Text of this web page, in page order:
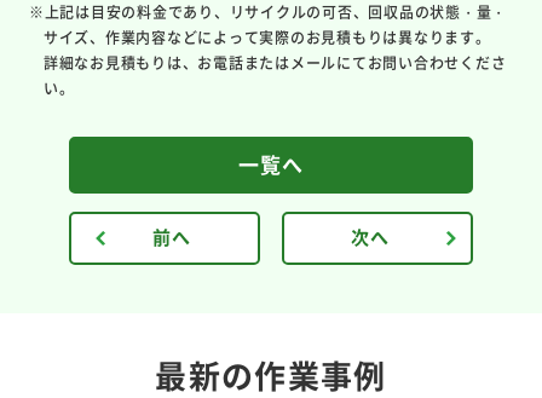
※上記は目安の料金であり、リサイクルの可否、回収品の状態・量・
サイズ、作業内容などによって実際のお見積もりは異なります。
詳細なお見積もりは、お電話またはメールにてお問い合わせくださ
い。
前へ
一覧へ
次へ
最新の作業事例